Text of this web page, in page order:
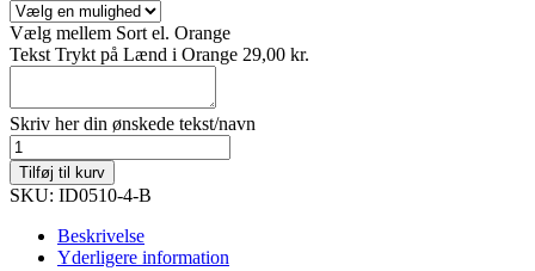
Vælg mellem Sort el. Orange
Tekst Trykt på Lænd i Orange 29,00 kr.
Skriv her din ønskede tekst/navn
BØRN-
ØJBMX
04
antal
Tilføj til kurv
SKU: ID0510-4-B
Beskrivelse
Yderligere information